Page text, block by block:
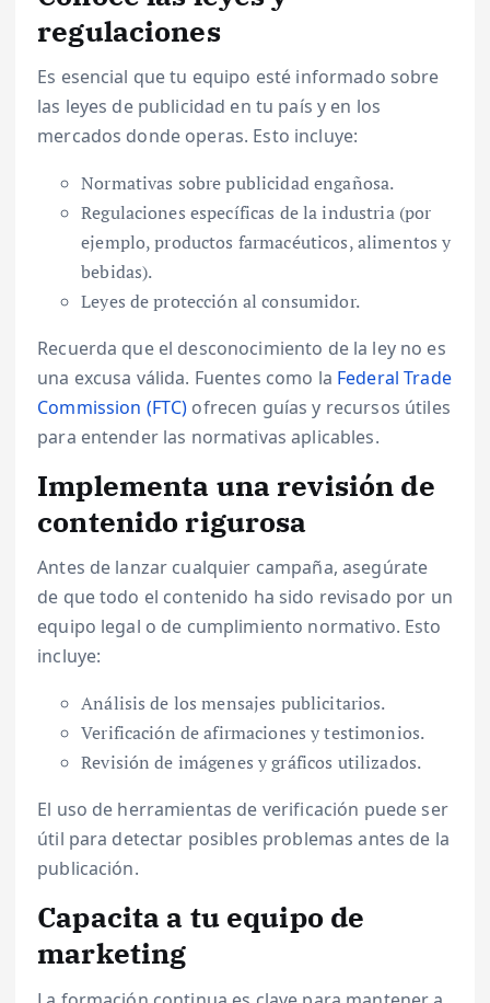
regulaciones
Es esencial que tu equipo esté informado sobre
las leyes de publicidad en tu país y en los
mercados donde operas. Esto incluye:
Normativas sobre publicidad engañosa.
Regulaciones específicas de la industria (por
ejemplo, productos farmacéuticos, alimentos y
bebidas).
Leyes de protección al consumidor.
Recuerda que el desconocimiento de la ley no es
una excusa válida. Fuentes como la Federal Trade
Commission (FTC) ofrecen guías y recursos útiles
para entender las normativas aplicables.
Implementa una revisión de
contenido rigurosa
Antes de lanzar cualquier campaña, asegúrate
de que todo el contenido ha sido revisado por un
equipo legal o de cumplimiento normativo. Esto
incluye:
Análisis de los mensajes publicitarios.
Verificación de afirmaciones y testimonios.
Revisión de imágenes y gráficos utilizados.
El uso de herramientas de verificación puede ser
útil para detectar posibles problemas antes de la
publicación.
Capacita a tu equipo de
marketing